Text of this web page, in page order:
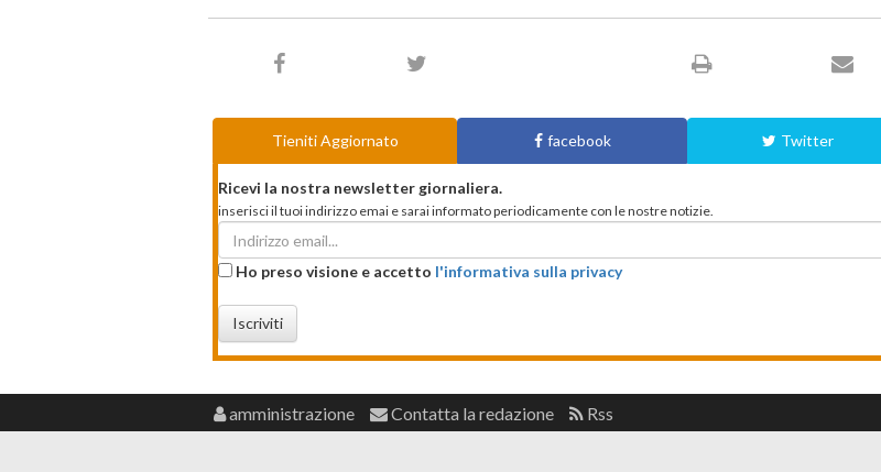
Tieniti Aggiornato facebook Twitter
Ricevi la nostra newsletter giornaliera.
inserisci il tuoi indirizzo emai e sarai informato periodicamente con le nostre notizie.
Ho preso visione e accetto l'informativa sulla privacy
Iscriviti
amministrazione Contatta la redazione Rss